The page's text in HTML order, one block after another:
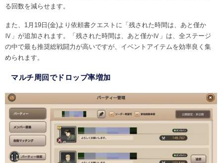
る回数を減らせます。
また、1月19日(金)より依頼書クエストに「残された時間は、あと僅か
Ⅳ」が追加されます。「残された時間は、あと僅かⅣ」は、全ステージ
の中で最も推奨総戦闘力が高いですが、イベントアイテムを効率良く集
められます。
マルチ周回でドロップ率増加